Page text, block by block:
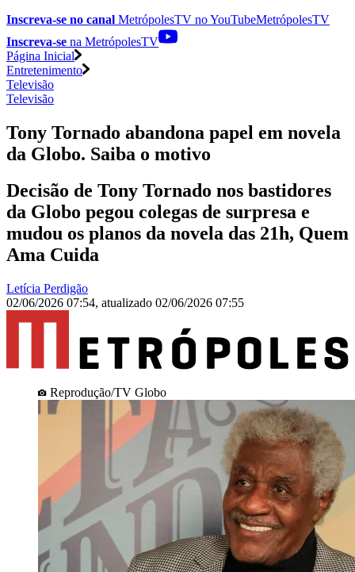
Inscreva-se no canal MetrópolesTV noYouTubeMetrópolesTV
Inscreva-se na MetrópolesTV
Página Inicial
Entretenimento
Televisão
Televisão
Tony Tornado abandona papel em novela
da Globo. Saiba o motivo
Decisão de Tony Tornado nos bastidores
da Globo pegou colegas de surpresa e
mudou os planos da novela das 21h, Quem
Ama Cuida
Letícia Perdigão
02/06/2026 07:54, atualizado 02/06/2026 07:55
Reprodução/TV Globo